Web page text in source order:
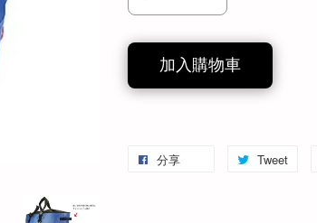
加入購物車
分享 Tweet